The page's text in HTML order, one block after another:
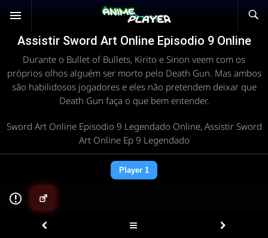
Assistir Sword Art Online Episodio 9 Online
Durante o Bullet of Bullets, Kirito e Sinon veem com os
próprios olhos alguém ser morto pelo Death Gun. Mas ambos
são habilidosos jogadores e eles não pretendem deixar que
Death Gun faça o que bem entender.
Sword Art Online Episodio 9 Legendado Online, Assistir Sword
Art Online Ep 9 Legendado
Player 1
▶